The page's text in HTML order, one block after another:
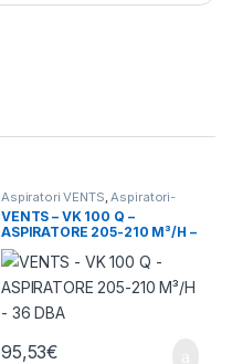
Aspiratori VENTS Aspiratori-
Ventilatori,Ventilazione - Aria
VENTS – VK 100 Q –
ASPIRATORE 205-210 M³/H –
36 DBA
95,53€